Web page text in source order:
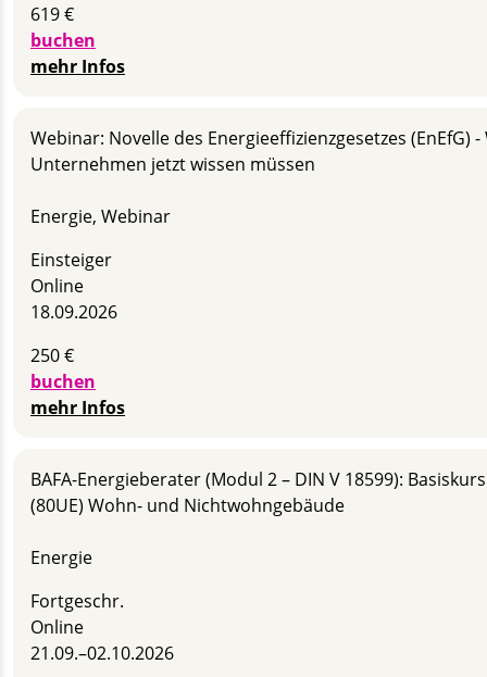
619 €
buchen
mehr Infos
Webinar: Novelle des Energieeffizienzgesetzes (EnEfG) -
Unternehmen jetzt wissen müssen
Energie, Webinar
Einsteiger
Online
18.09.2026
250 €
buchen
mehr Infos
BAFA-Energieberater (Modul 2 – DIN V 18599): Basiskurs
(80UE) Wohn- und Nichtwohngebäude
Energie
Fortgeschr.
Online
21.09.–02.10.2026